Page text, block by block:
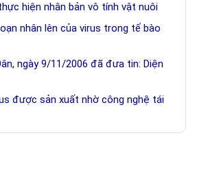
hiện nhân bản vô tính vật nuôi
nhân lên của virus trong tế bào
ngày 9/11/2006 đã đưa tin: Diện
được sản xuất nhờ công nghệ tái